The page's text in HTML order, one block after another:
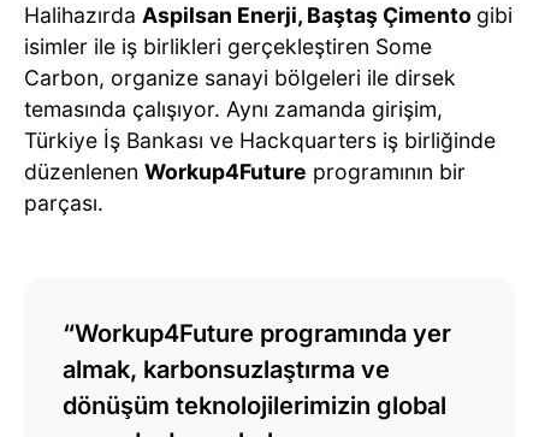
Halihazırda Aspilsan Enerji, Baştaş Çimento gibi
isimler ile iş birlikleri gerçekleştiren Some
Carbon, organize sanayi bölgeleri ile dirsek
temasında çalışıyor. Aynı zamanda girişim,
Türkiye İş Bankası ve Hackquarters iş birliğinde
düzenlenen Workup4Future programının bir
parçası.
“Workup4Future programında yer
almak, karbonsuzlaştırma ve
dönüşüm teknolojilerimizin global